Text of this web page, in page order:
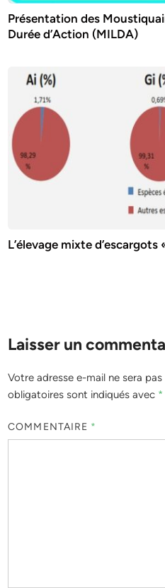
Présentation des
Durée d’Action (MILDA)
L’élevage mixte
Laisser un
Votre adresse e-mail ne sera pas
obligatoires sont indiqués avec *
COMMENTAIRE *